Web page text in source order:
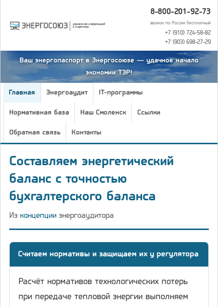
8-800-201-92-73
звонок по России бесплатный
+7 (910) 724-58-82
+7 (903) 698-27-29
Ваш энергопаспорт в Энергосоюзе — удачное начало
экономии ТЭР!
Главная Энергоаудит IT-программы
Нормативная база Наш Смоленск Ссылки
Обратная связь Контакты
Составляем энергетический
баланс с точностью
бухгалтерского баланса
Из концепции энергоаудитора
Считаем нормативы и защищаем их у регулятора
Расчёт нормативов технологических потерь
при передаче тепловой энергии выполняем